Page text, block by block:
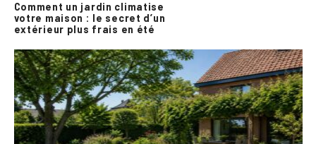
Comment un jardin climatise
votre maison : le secret d’un
extérieur plus frais en été